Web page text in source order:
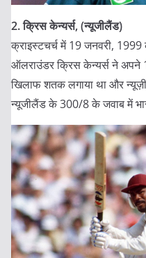
2. क्रिस केन्यर्स, (न्यूजीलैंड)
क्राइस्टचर्च में 19 जनवरी,
ऑलराउंडर क्रिस केन्यर्स ने अपने
खिलाफ शतक लगाया था और
न्यूजीलैंड के 300/8 के जवाब में